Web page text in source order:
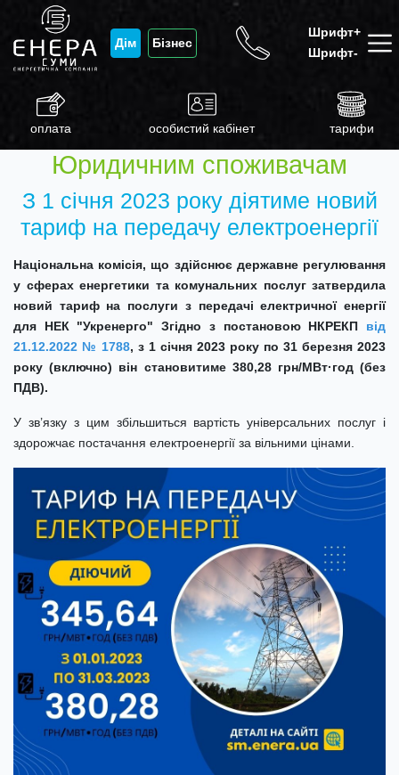
Дім Бізнес
Шрифт+
Шрифт-
оплата особистий кабінет тарифи
Юридичним споживачам
З 1 січня 2023 року діятиме новий
тариф на передачу електроенергії
Національна комісія, що здійснює державне регулювання
у сферах енергетики та комунальних послуг затвердила
новий тариф на послуги з передачі електричної енергії
для НЕК "Укренерго" Згідно з постановою НКРЕКП від
21.12.2022 № 1788, з 1 січня 2023 року по 31 березня 2023
року (включно) він становитиме 380,28 грн/МВт·год(без
ПДВ).
У зв’язку з цим збільшиться вартість універсальних послуг і
здорожчає постачання електроенергії за вільними цінами.